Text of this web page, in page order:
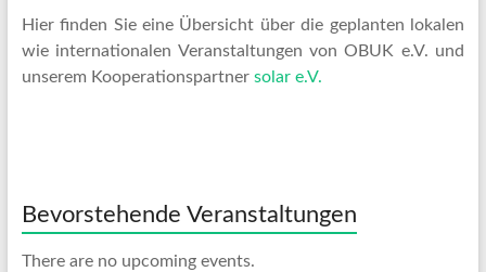
Hier finden Sie eine Übersicht über die geplanten lokalen
wie internationalen Veranstaltungen von OBUK e.V. und
unserem Kooperationspartner solar e.V.
Bevorstehende Veranstaltungen
There are no upcoming events.